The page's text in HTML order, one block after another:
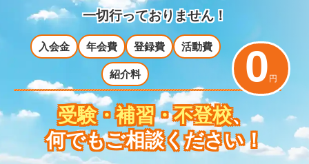
一切行っておりません！
入会金 年会費 登録費 活動費
紹介料 0 円
受験・補習・不登校、
何でもご相談ください！